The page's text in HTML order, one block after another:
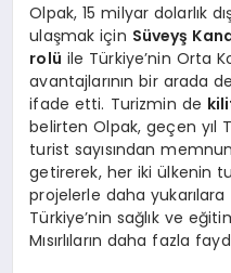
Olpak, 15 milyar dolarlık
ulaşmak için Süveyş
rolü ile Türkiye’nin Orta
avantajlarının bir arada
ifade etti. Turizmin de
belirten Olpak, geçen yıl
turist sayısından
getirerek, her iki ülkenin
projelerle daha yukarılara
Türkiye’nin sağlık ve
Mısırlıların daha fazla